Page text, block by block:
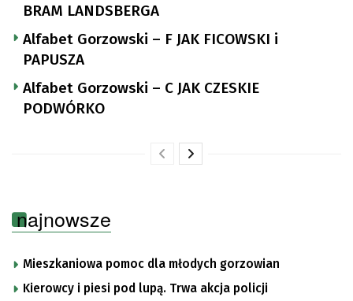
BRAM LANDSBERGA
Alfabet Gorzowski – F JAK FICOWSKI i
PAPUSZA
Alfabet Gorzowski – C JAK CZESKIE
PODWÓRKO
najnowsze
Mieszkaniowa pomoc dla młodych gorzowian
Kierowcy i piesi pod lupą. Trwa akcja policji